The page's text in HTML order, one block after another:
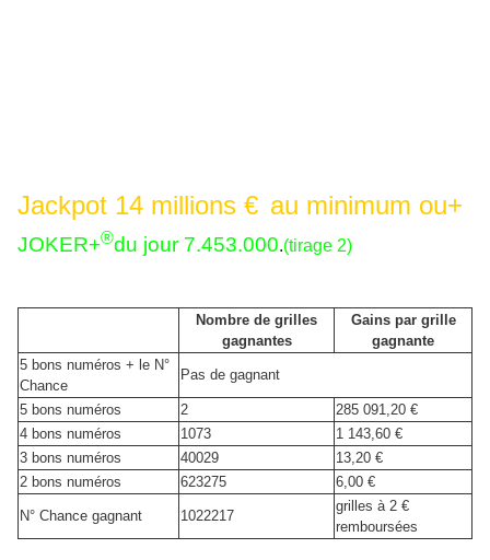
Jackpot 14 millions € au minimum ou+
JOKER+®du jour 7.453.000.(tirage 2)
Nombre de grilles
gagnantes
Gains par grille
gagnante
5 bons numéros + le N°
Chance
Pas de gagnant
5 bons numéros 2
285 091,20 €
4 bons numéros
1073
1 143,60 €
3 bons numéros
40029
13,20 €
2 bons numéros
623275 6,00 €
N° Chance gagnant 1022217
grilles à 2 €
remboursées